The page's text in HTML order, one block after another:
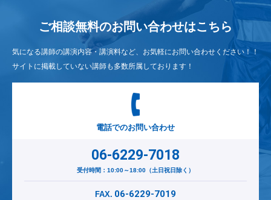
ご相談無料のお問い合わせはこちら
気になる講師の講演内容・講演料など、お気軽にお問い合わせください！！
サイトに掲載していない講師も多数所属しております！
電話でのお問い合わせ
06-6229-7018
受付時間：10:00～18:00（土日祝日除く）
FAX. 06-6229-7019